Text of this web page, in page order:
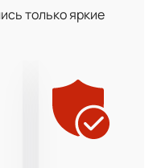
свои регулярные
станет
представителей
Молодежной
между собой
только яркие